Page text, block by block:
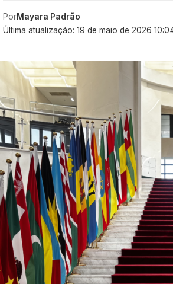
Última atualização: 19 de maio de 2026
PorMayara Padrão